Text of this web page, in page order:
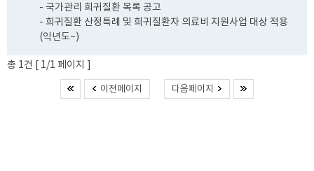
- 국가관리 희귀질환 목록 공고
- 희귀질환 산정특례 및 희귀질환자 의료비 지원사업 대상 적용
(익년도~)
총 1건 [ 1/1 페이지 ]
이전페이지 다음페이지